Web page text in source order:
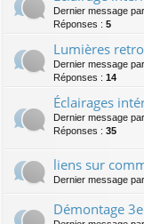
Dernier message par
Réponses : 5
Lumières
Dernier message par
Réponses : 14
Éclairages
Dernier message par
Réponses : 35
liens sur
Dernier message par
Démontage